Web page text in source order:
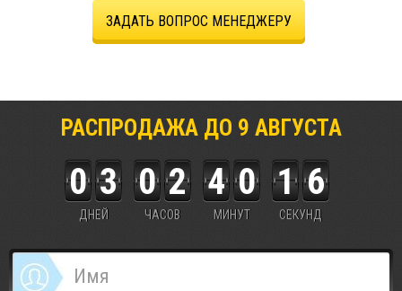
ЗАДАТЬ ВОПРОС МЕНЕДЖЕРУ
РАСПРОДАЖА ДО 9 АВГУСТА
0 3
ДНЕЙ
0 2
ЧАСОВ
4 0
МИНУТ
1 5
6
СЕКУНД